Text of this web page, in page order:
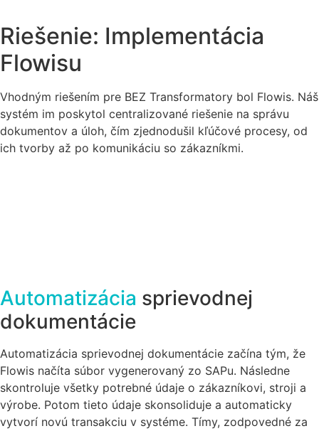
Riešenie: Implementácia
Flowisu
Vhodným riešením pre BEZ Transformatory bol Flowis. Náš
systém im poskytol centralizované riešenie na správu
dokumentov a úloh, čím zjednodušil kľúčové procesy, od
ich tvorby až po komunikáciu so zákazníkmi.
Automatizácia sprievodnej
dokumentácie
Automatizácia sprievodnej dokumentácie začína tým, že
Flowis načíta súbor vygenerovaný zo SAPu. Následne
skontroluje všetky potrebné údaje o zákazníkovi, stroji a
výrobe. Potom tieto údaje skonsoliduje a automaticky
vytvorí novú transakciu v systéme. Tímy, zodpovedné za